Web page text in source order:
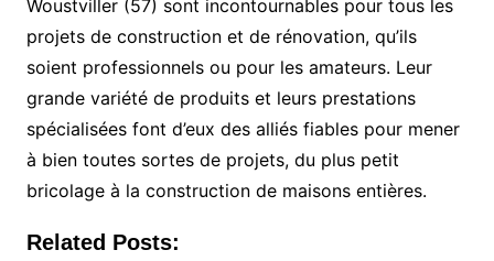
Woustviller (57) sont incontournables pour tous les
projets de construction et de rénovation, qu’ils
soient professionnels ou pour les amateurs. Leur
grande variété de produits et leurs prestations
spécialisées font d’eux des alliés fiables pour mener
à bien toutes sortes de projets, du plus petit
bricolage à la construction de maisons entières.
Related Posts: